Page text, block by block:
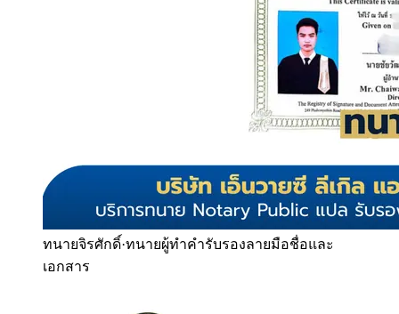
ทนายจิรศักดิ์·ทนายผู้ทำคำรับรองลายมือชื่อและ
เอกสาร